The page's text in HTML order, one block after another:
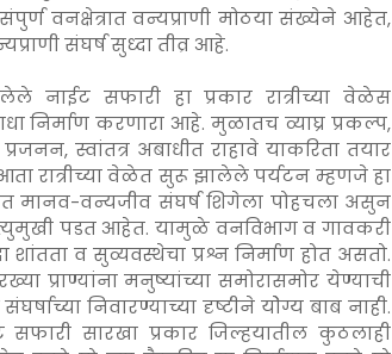
वनक्षेत्रात वन्यप्राणी मोठया संख्येने आहेत,
संघर्ष सुध्दा तीव्र आहे.
नाईट सफारी हा प्रकार रात्रीच्या वेळेस
निर्माण करणारा आहे. मुळातच व्याघ्र प्रकल्प,
स्वांतत्र अबाधीत राहावे याकरिता तयार
रात्रीच्या वेळेत सुरू झालेले पर्यटन म्हणजे हा
मानव-वन्यजीव संघर्ष शिगेला पोहचला असुन
पडत आहेत. यामुळे वनविभाग व गावकरी
व सुव्यवस्थेचा प्रश्न निर्माण होत असतो.
प्राण्यांना मनुष्यांच्या समोरासमोर येण्याची
निवारण्याच्या दृष्टीने योेग्य बाब नाही.
सफारी सारखा प्रकार जिल्हयातील कुठलाही